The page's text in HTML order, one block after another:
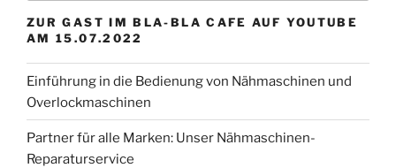
ZUR GAST IM BLA-BLA CAFE AUF YOUTUBE
AM 15.07.2022
Einführung in die Bedienung von Nähmaschinen und
Overlockmaschinen
Partner für alle Marken: Unser Nähmaschinen-
Reparaturservice